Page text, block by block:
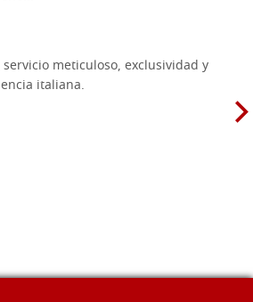
meticuloso, exclusividad y
italiana.